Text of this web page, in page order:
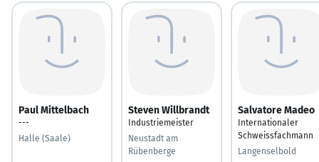
Paul Mittelbach
---
Halle (Saale)
Steven Willbrandt
Industriemeister
Neustadt am
Rübenberge
Salvatore Madeo
Internationaler
Schweissfachmann
Langenselbold